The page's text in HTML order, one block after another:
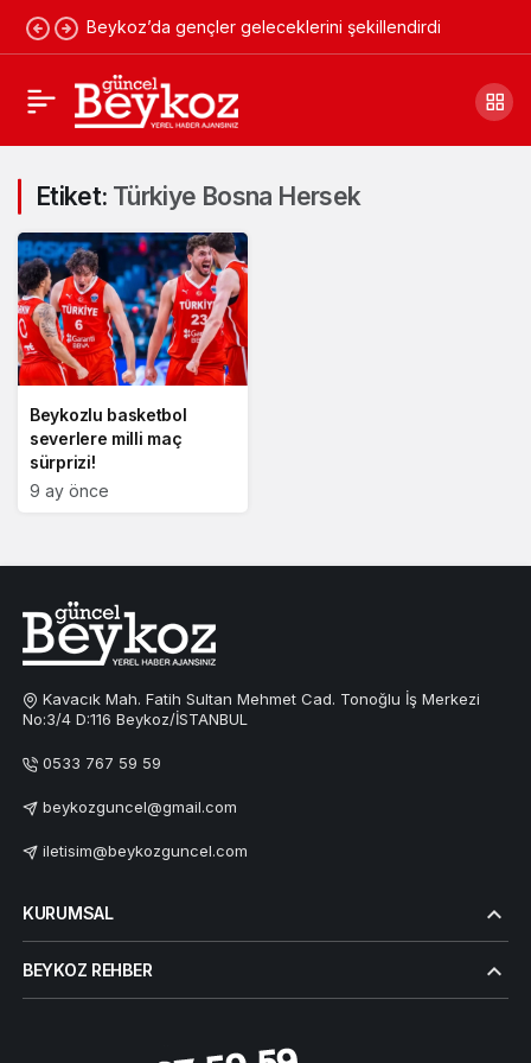
Beykoz’da gençler geleceklerini şekillendirdi
Etiket: Türkiye Bosna Hersek
Beykozlu basketbol
severlere milli maç
sürprizi!
9 ay önce
Kavacık Mah. Fatih Sultan Mehmet Cad. Tonoğlu İş Merkezi
No:3/4 D:116 Beykoz/İSTANBUL
0533 767 59 59
beykozguncel@gmail.com
iletisim@beykozguncel.com
KURUMSAL
BEYKOZ REHBER